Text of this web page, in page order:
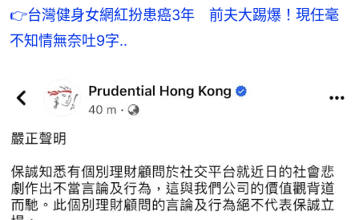
👉台灣健身女網紅扮患癌3年　前夫大踢爆！現任毫
不知情無奈吐9字..